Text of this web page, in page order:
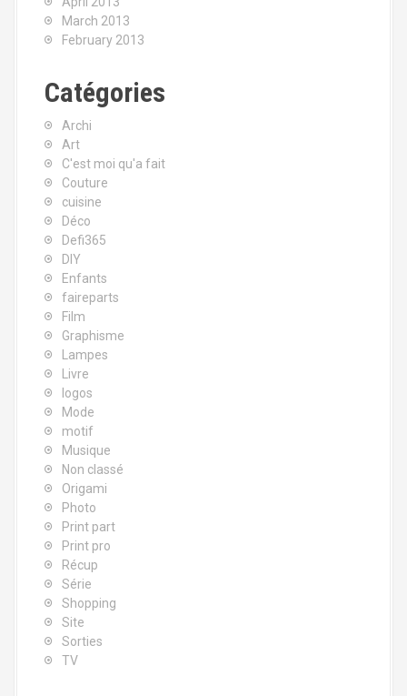
March 2013
February 2013
Catégories
Archi
Art
C'est moi qu'a fait
Couture
cuisine
Déco
Defi365
DIY
Enfants
faireparts
Film
Graphisme
Lampes
Livre
logos
Mode
motif
Musique
Non classé
Origami
Photo
Print part
Print pro
Récup
Série
Shopping
Site
Sorties
TV